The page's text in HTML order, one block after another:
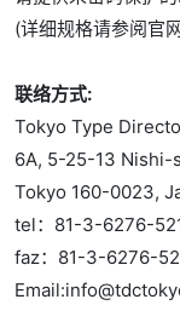
(详细规格请参阅官
联络方式:
Tokyo Type
6A, 5-25-13
Tokyo 160-0023,
tel：81-3-6276-
faz：81-3-6276-